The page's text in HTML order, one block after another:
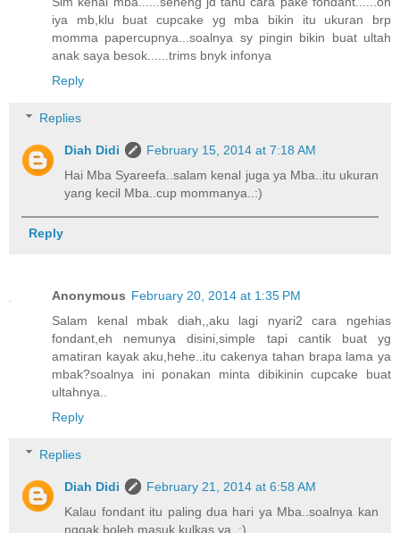
iya mb,klu buat cupcake yg mba bikin itu ukuran brp
momma papercupnya...soalnya sy pingin bikin buat ultah
anak saya besok......trims bnyk infonya
Reply
Replies
Diah Didi
February 15, 2014 at 7:18 AM
Hai Mba Syareefa..salam kenal juga ya Mba..itu ukuran
yang kecil Mba..cup mommanya..:)
Reply
Anonymous February 20, 2014 at 1:35 PM
Salam kenal mbak diah,,aku lagi nyari2 cara ngehias
fondant,eh nemunya disini,simple tapi cantik buat yg
amatiran kayak aku,hehe..itu cakenya tahan brapa lama ya
mbak?soalnya ini ponakan minta dibikinin cupcake buat
ultahnya..
Reply
Replies
Diah Didi
February 21, 2014 at 6:58 AM
Kalau fondant itu paling dua hari ya Mba..soalnya kan
nggak boleh masuk kulkas ya..:)